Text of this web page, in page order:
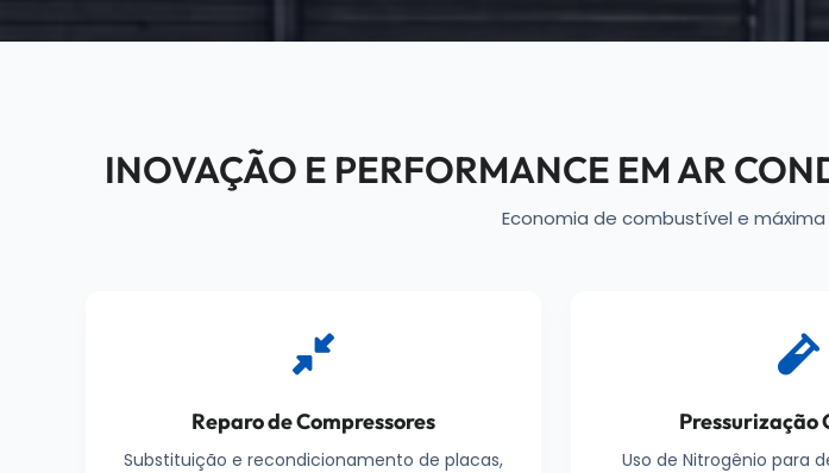
INOVAÇÃO E PERFORMANCE EM AR
Economia de combustível e
Reparo de Compressores
Substituição e recondicionamento de placas,
Pressurização
Uso de Nitrogênio para